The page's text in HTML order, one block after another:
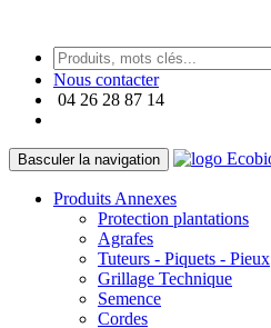
Nous contacter
04 26 28 87 14
Basculer la navigation
Produits Annexes
Protection plantations
Agrafes
Tuteurs - Piquets - Pieux
Grillage Technique
Semence
Cordes